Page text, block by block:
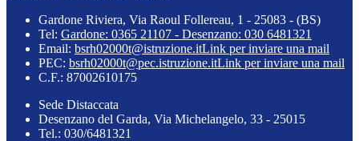
Gardone Riviera, Via Raoul Follereau, 1 - 25083 - (BS)
Tel: Gardone: 0365 21107 - Desenzano: 030 6481321
Email: bsrh02000t@istruzione.itLink per inviare una mail
PEC: bsrh02000t@pec.istruzione.itLink per inviare una mail
C.F.: 87002610175
Sede Distaccata
Desenzano del Garda, Via Michelangelo, 33 - 25015
Tel.: 030/6481321